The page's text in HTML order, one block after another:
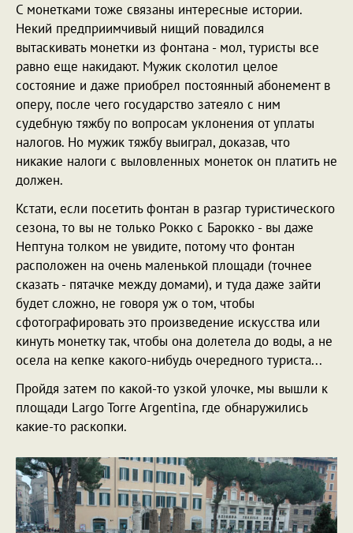
С монетками тоже связаны интересные истории.
Некий предприимчивый нищий повадился
вытаскивать монетки из фонтана - мол, туристы все
равно еще накидают. Мужик сколотил целое
состояние и даже приобрел постоянный абонемент в
оперу, после чего государство затеяло с ним
судебную тяжбу по вопросам уклонения от уплаты
налогов. Но мужик тяжбу выиграл, доказав, что
никакие налоги с выловленных монеток он платить не
должен.
Кстати, если посетить фонтан в разгар туристического
сезона, то вы не только Рокко с Барокко - вы даже
Нептуна толком не увидите, потому что фонтан
расположен на очень маленькой площади (точнее
сказать - пятачке между домами), и туда даже зайти
будет сложно, не говоря уж о том, чтобы
сфотографировать это произведение искусства или
кинуть монетку так, чтобы она долетела до воды, а не
осела на кепке какого-нибудь очередного туриста...
Пройдя затем по какой-то узкой улочке, мы вышли к
площади Largo Torre Argentina, где обнаружились
какие-то раскопки.